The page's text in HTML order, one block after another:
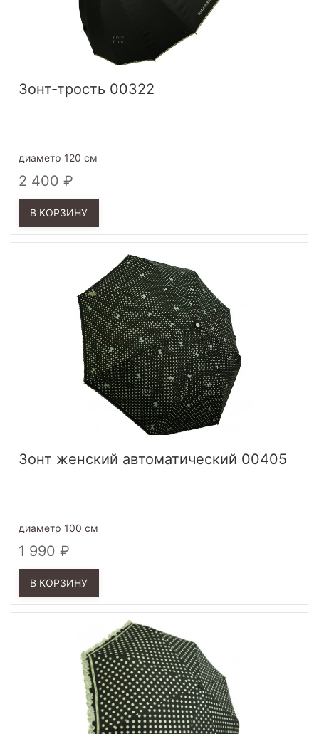
Зонт-трость 00322
диаметр 120 см
2 400
В КОРЗИНУ
Зонт женский автоматический 00405
диаметр 100 см
1 990
В КОРЗИНУ